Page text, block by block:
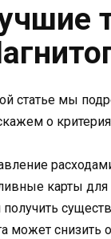
статье мы
о
карты для
получить
может